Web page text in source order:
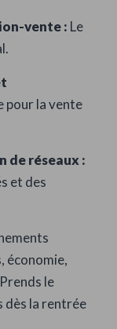
vente : Le
pour la vente
de réseaux :
et des
économie,
le
dès la rentrée